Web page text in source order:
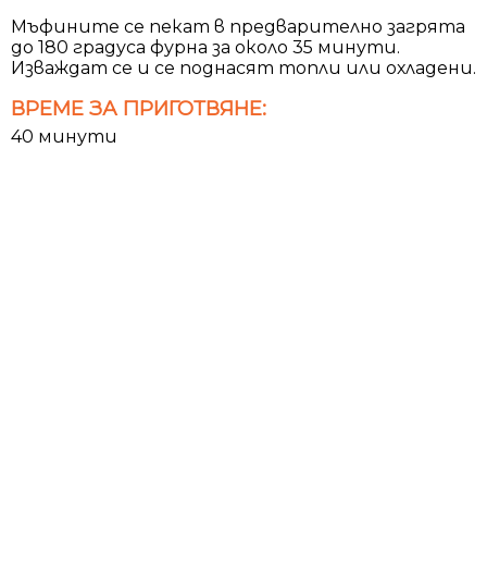
Мъфините се пекат в предварително загрята
до 180 градуса фурна за около 35 минути.
Изваждат се и се поднасят топли или охладени.
ВРЕМЕ ЗА ПРИГОТВЯНЕ:
40 минути